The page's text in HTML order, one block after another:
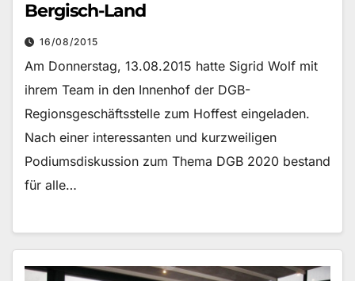
Bergisch-Land
16/08/2015
Am Donnerstag, 13.08.2015 hatte Sigrid Wolf mit
ihrem Team in den Innenhof der DGB-
Regionsgeschäftsstelle zum Hoffest eingeladen.
Nach einer interessanten und kurzweiligen
Podiumsdiskussion zum Thema DGB 2020 bestand
für alle…